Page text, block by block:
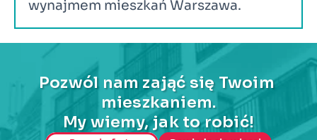
Pozwól nam zająć się Twoim
mieszkaniem.
My wiemy, jak to robić!
wynajmem mieszkań Warszawa.